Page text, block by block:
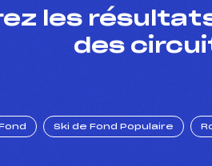
les
des
Ski de Fond Populaire